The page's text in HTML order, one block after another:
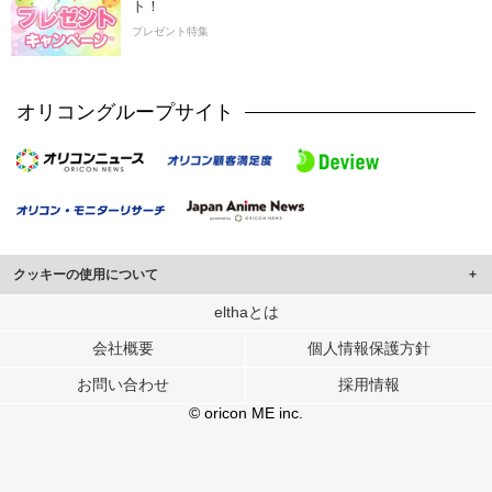
ト！
プレゼント特集
オリコングループサイト
クッキーの使用について
このサイトでは Cookie を使用して、ユーザーに合わせたコンテンツや広告の
行っています。
メディアや広告配信、データ解析の各パートナーに提供しています。
ユーザーが各パートナーのサービスを使用したときに収集した他の情報を組み
elthaとは
会社概要 個人情報保護方針
お問い合わせ
採用情報
© oricon ME inc.